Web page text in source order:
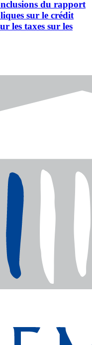
du rapport
sur le crédit
les taxes sur les